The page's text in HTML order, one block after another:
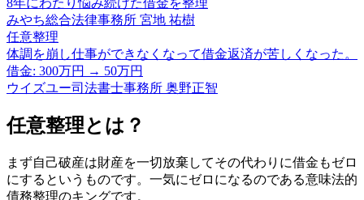
みやち総合法律事務所 宮地 祐樹
任意整理
体調を崩し仕事ができなくなって借金返済が苦しくなった。
借金: 300万円 → 50万円
ウイズユー司法書士事務所 奥野正智
任意整理とは？
まず自己破産は財産を一切放棄してその代わりに借金もゼロ
にするというものです。一気にゼロになるのである意味法的
債務整理のキングです。